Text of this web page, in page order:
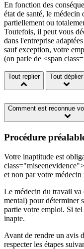
En fonction des
état de santé, le
partiellement ou
Toutefois, il peut vous
dans l'entreprise
sauf exception, votre
(on parle de <span
Tout replier Tout déplier
Comment est reconnue
Procédure
Votre inaptitude est
et non par votre médecin
Le médecin du travail va
mental) pour déterminer
partie votre emploi. Si
inapte.
Avant de rendre un avis
respecter les étapes